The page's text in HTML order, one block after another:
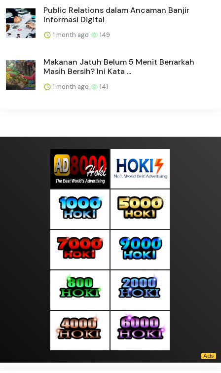
Public Relations dalam Ancaman Banjir
Informasi Digital
1 month ago 149
Makanan Jatuh Belum 5 Menit Benarkah
Masih Bersih? Ini Kata ...
1 month ago 141